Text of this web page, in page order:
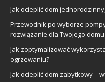
Jak ocieplić dom
Przewodnik po wyborze
rozwiązanie dla Twojego domu
Jak zoptymalizować
ogrzewaniu?
Jak ocieplić dom zabytkowy –